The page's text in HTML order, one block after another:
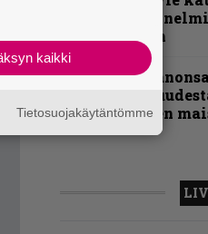
videollaan
tiedottaa
myös uuden
kaikki
Tietosuojakäytäntömme